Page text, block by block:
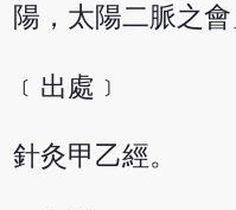
陽，太陽二脈之會
﹝出處﹞
針灸甲乙經。